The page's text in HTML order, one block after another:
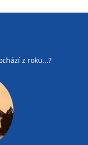
z roku...?